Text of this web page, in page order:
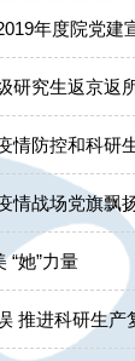
年度院党建
研究生返京返
情防控和科研
情战场党旗飘
“她”力量
强化两手抓两不误 推进科研